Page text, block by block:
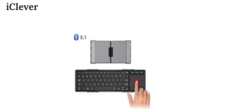
iClever